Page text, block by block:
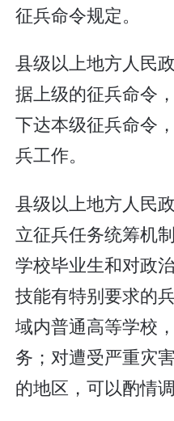
征兵命令规定。
县级以上地方人民
据上级的征兵命令
下达本级征兵命令
兵工作。
县级以上地方人民
立征兵任务统筹机
学校毕业生和对政
技能有特别要求的
域内普通高等学校
务；对遭受严重灾
的地区，可以酌情